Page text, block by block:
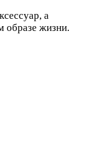
а
образе жизни.